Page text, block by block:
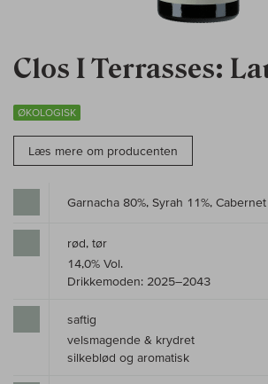
Clos I Terrasses:
ØKOLOGISK
Læs mere om producenten
Garnacha 80%, Syrah 11%,
rød, tør
14,0% Vol.
Drikkemoden: 2025–2043
saftig
velsmagende & krydret
silkeblød og aromatisk